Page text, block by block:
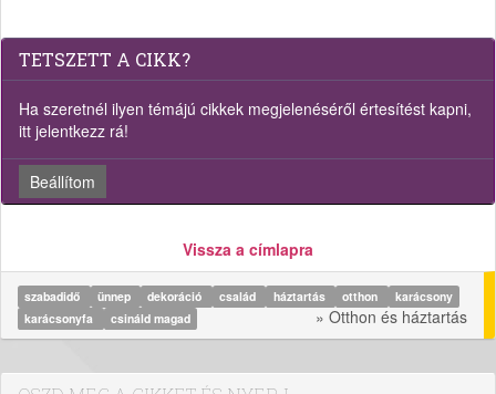
TETSZETT A CIKK?
Ha szeretnél ilyen témájú cikkek megjelenéséről értesítést kapni,
itt jelentkezz rá!
Beállítom
Vissza a címlapra
szabadidő ünnep dekoráció család háztartás otthon
karácsony
karácsonyfa
csináld magad » Otthon és háztartás